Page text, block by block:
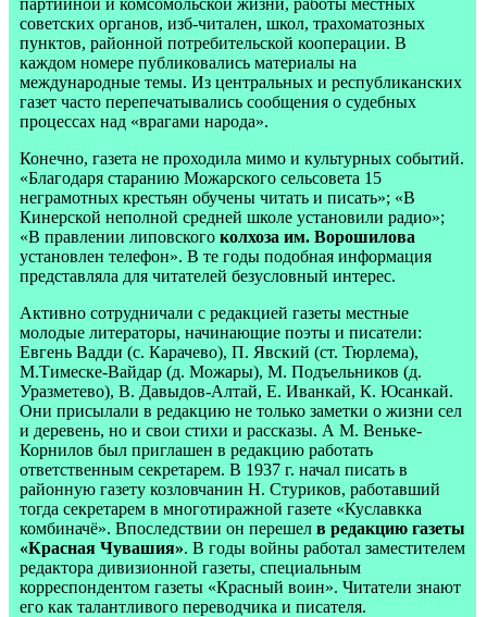
советских органов, изб-читален, школ, трахоматозных
пунктов, районной потребительской кооперации. В
каждом номере публиковались материалы на
международные темы. Из центральных и республиканских
газет часто перепечатывались сообщения о судебных
процессах над «врагами народа».
Конечно, газета не проходила мимо и культурных событий.
«Благодаря старанию Можарского сельсовета 15
неграмотных крестьян обучены читать и писать»; «В
Кинерской неполной средней школе установили радио»;
«В правлении липовского колхоза им. Ворошилова
установлен телефон». В те годы подобная информация
представляла для читателей безусловный интерес.
Активно сотрудничали с редакцией газеты местные
молодые литераторы, начинающие поэты и писатели:
Евгень Вадди (с. Карачево), П. Явский (ст. Тюрлема),
М.Тимеске-Вайдар (д. Можары), М. Подъельников (д.
Уразметево), В. Давыдов-Алтай, Е. Иванкай, К. Юсанкай.
Они присылали в редакцию не только заметки о жизни сел
и деревень, но и свои стихи и рассказы. А М. Веньке-
Корнилов был приглашен в редакцию работать
ответственным секретарем. В 1937 г. начал писать в
районную газету козловчанин Н. Стуриков, работавший
тогда секретарем в многотиражной газете «Куславкка
комбиначё». Впоследствии он перешел в редакцию газеты
«Красная Чувашия». В годы войны работал заместителем
редактора дивизионной газеты, специальным
корреспондентом газеты «Красный воин». Читатели знают
его как талантливого переводчика и писателя.